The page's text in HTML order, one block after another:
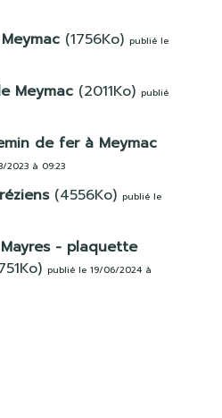
(1756Ko) publié le
Meymac(2011Ko) publié
de fer à Meymac
2023 à 09:23
(4556Ko) publié le
- plaquette
publié le 19/06/2024 à